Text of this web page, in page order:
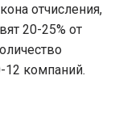
отчисления,
20-25% от
12 компаний.